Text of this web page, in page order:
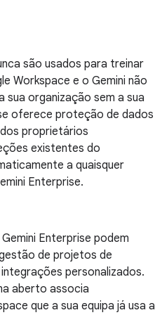
são usados para treinar
Workspace e o Gemini não
organização sem a sua
oferece proteção de dados
proprietários
existentes do
a quaisquer
Enterprise.
Enterprise podem
de projetos de
personalizados.
aberto associa
que a sua equipa já usa a